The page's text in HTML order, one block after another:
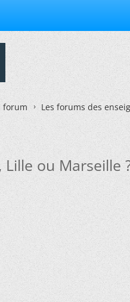
forum Les forums des
ou Marseille